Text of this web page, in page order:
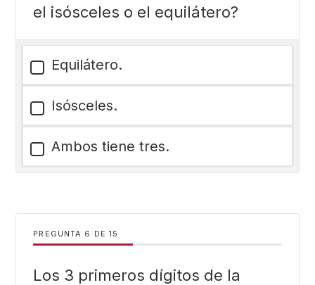
el isósceles o el equilátero?
Equilátero.
Isósceles.
Ambos tiene tres.
PREGUNTA DE 15
Los 3 primeros dígitos de la